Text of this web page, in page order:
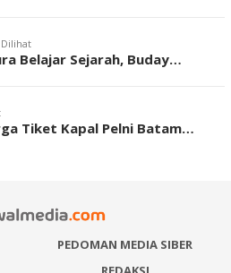
Dilihat
Belajar Sejarah, Buday…
Tiket Kapal Pelni Batam…
PEDOMAN MEDIA SIBER